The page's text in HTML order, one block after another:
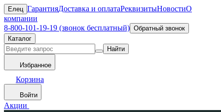
Елец ГарантияДоставка и оплатаРеквизитыНовостиО
компании
8-800-101-19-19 (звонок бесплатный) Обратный звонок
Каталог
Найти
Избранное
Корзина
Войти
Акции